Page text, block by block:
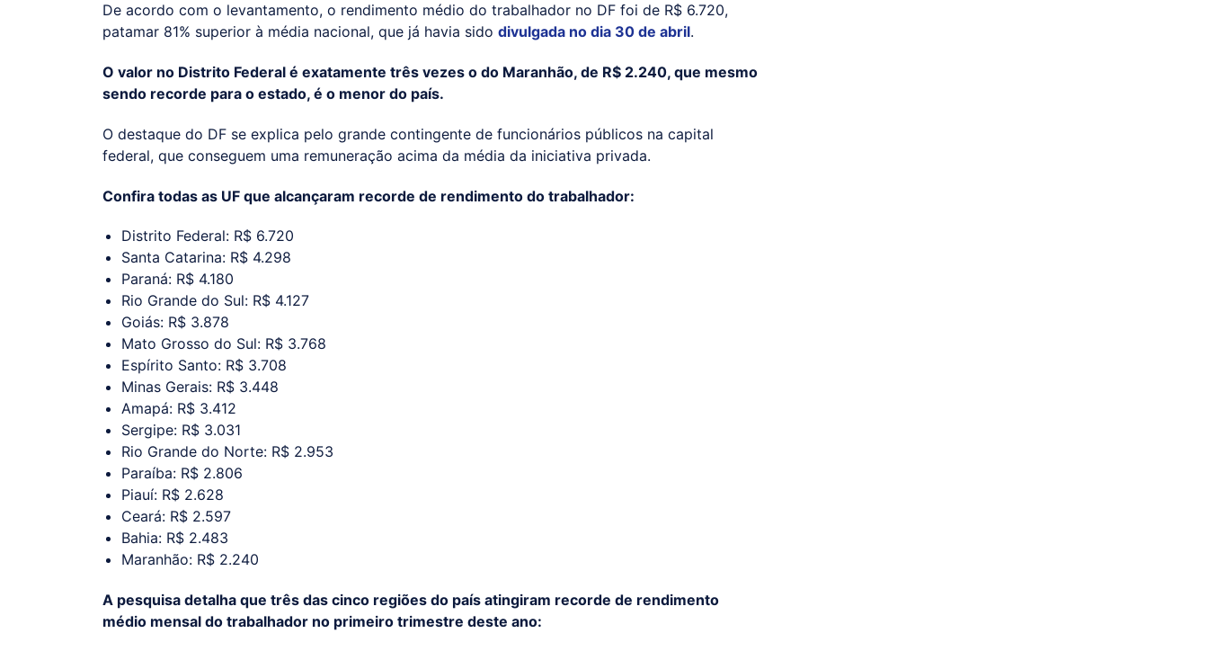
De acordo com o levantamento, o rendimento médio do trabalhador no DF foi de R$ 6.720,
patamar 81% superior à média nacional, que já havia sido divulgada no dia 30 de abril.
O valor no Distrito Federal é exatamente três vezes o do Maranhão, de R$ 2.240, que mesmo
sendo recorde para o estado, é o menor do país.
O destaque do DF se explica pelo grande contingente de funcionários públicos na capital
federal, que conseguem uma remuneração acima da média da iniciativa privada.
Confira todas as UF que alcançaram recorde de rendimento do trabalhador:
Distrito Federal: R$ 6.720
Santa Catarina: R$ 4.298
Paraná: R$ 4.180
Rio Grande do Sul: R$ 4.127
Goiás: R$ 3.878
Mato Grosso do Sul: R$ 3.768
Espírito Santo: R$ 3.708
Minas Gerais: R$ 3.448
Amapá: R$ 3.412
Sergipe: R$ 3.031
Rio Grande do Norte: R$ 2.953
Paraíba: R$ 2.806
Piauí: R$ 2.628
Ceará: R$ 2.597
Bahia: R$ 2.483
Maranhão: R$ 2.240
A pesquisa detalha que três das cinco regiões do país atingiram recorde de rendimento
médio mensal do trabalhador no primeiro trimestre deste ano: